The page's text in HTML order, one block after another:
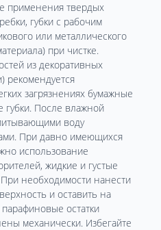
применения твердых
губки с рабочим
или металлического
при чистке.
из декоративных
рекомендуется
загрязнениях бумажные
губки. После влажной
воду
При давно имеющихся
использование
жидкие и густые
необходимости нанести
и оставить на
остатки
механически. Избегайте